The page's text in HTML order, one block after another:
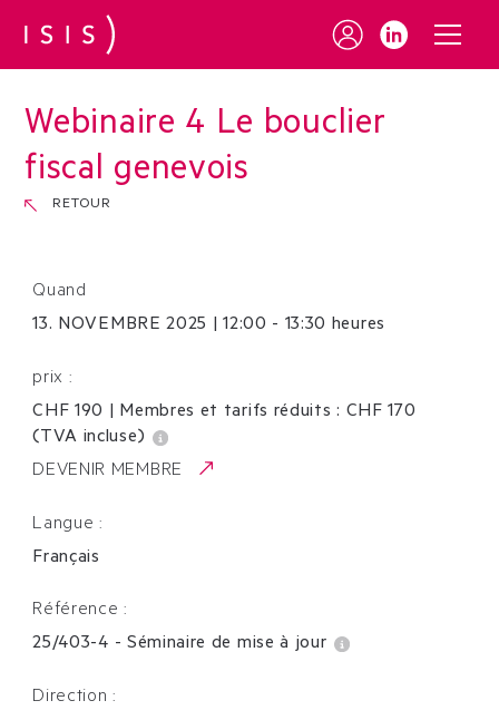
Webinaire 4 Le bouclier
fiscal genevois
RETOUR
Quand
13. NOVEMBRE 2025 |12:00 - 13:30 heures
prix :
CHF 190
Membres et tarifs réduits : CHF170
(TVA incluse)
DEVENIR MEMBRE
Langue :
Français
Référence :
25/403-4 - Séminaire de mise à jour
Direction :